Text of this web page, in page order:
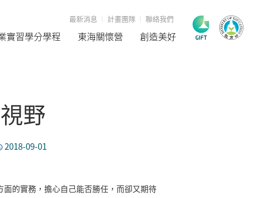
實習學分學程 東海關懷營 創造美好
最新消息 計畫團隊 聯絡我們
野
2018-09-01
的實務，擔心自己能否勝任，而卻又期待